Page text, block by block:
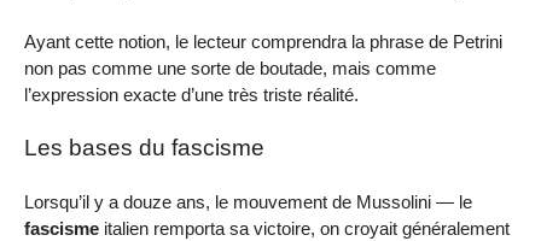
Ayant cette notion, le lecteur comprendra la phrase de Petrini
non pas comme une sorte de boutade, mais comme
l’expression exacte d’une très triste réalité.
Les bases du fascisme
Lorsqu’il y a douze ans, le mouvement de Mussolini — le
fascisme italien remporta sa victoire, on croyait généralement